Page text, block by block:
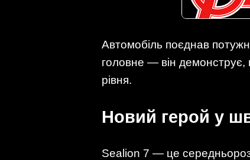
Автомобіль поєднав
головне — він демонструє,
рівня.
Новий герой у
Sealion 7 — це